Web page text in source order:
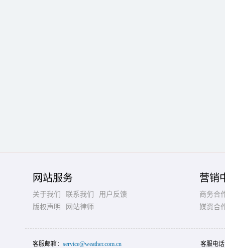
网站服务
关于我们 联系我们
用户反馈
版权声明
网站律师
营销
商务合
媒资合
客服邮箱： service@weather.com.cn 客服电